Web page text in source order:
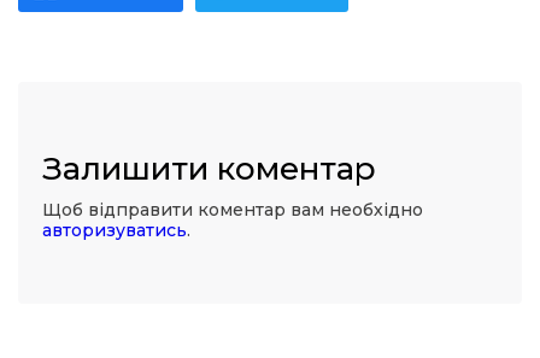
Залишити коментар
Щоб відправити коментар вам необхідно
авторизуватись.